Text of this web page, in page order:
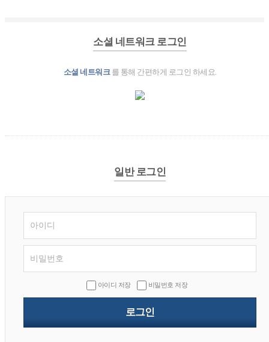
소셜 네트워크 로그인
소셜 네트워크 를 통해 간편하게 로그인 하세요.
일반 로그인
아이디 저장 비밀번호 저장